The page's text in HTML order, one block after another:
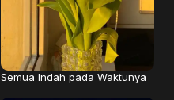
Semua Indah pada Waktunya